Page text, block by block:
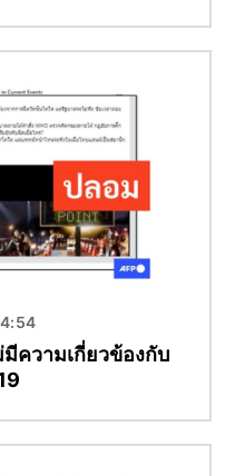
ความเกี่ยวข้องกับ